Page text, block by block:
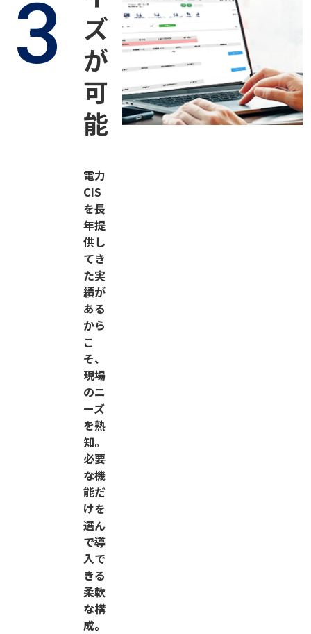
3
ズ
が
可
能
電力
CIS
を長
年提
供し
てき
た実
績が
ある
から
こ
そ、
現場
のニ
ーズ
を熟
知。
必要
な機
能だ
けを
選ん
で導
入で
きる
柔軟
な構
成。